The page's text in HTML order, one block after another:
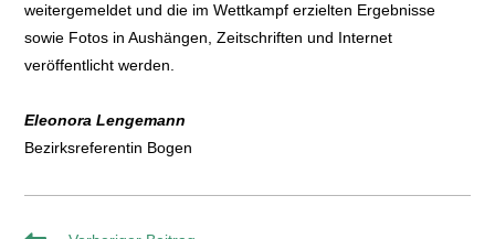
weitergemeldet und die im Wettkampf erzielten Ergebnisse
sowie Fotos in Aushängen, Zeitschriften und Internet
veröffentlicht werden.
Eleonora Lengemann
Bezirksreferentin Bogen